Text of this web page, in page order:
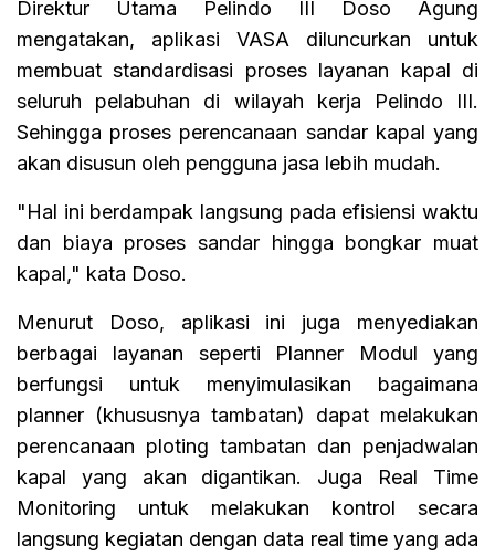
Direktur Utama Pelindo III Doso Agung
mengatakan, aplikasi VASA diluncurkan untuk
membuat standardisasi proses layanan kapal di
seluruh pelabuhan di wilayah kerja Pelindo III.
Sehingga proses perencanaan sandar kapal yang
akan disusun oleh pengguna jasa lebih mudah.
"Hal ini berdampak langsung pada efisiensi waktu
dan biaya proses sandar hingga bongkar muat
kapal," kata Doso.
Menurut Doso, aplikasi ini juga menyediakan
berbagai layanan seperti Planner Modul yang
berfungsi untuk menyimulasikan bagaimana
planner (khususnya tambatan) dapat melakukan
perencanaan ploting tambatan dan penjadwalan
kapal yang akan digantikan. Juga Real Time
Monitoring untuk melakukan kontrol secara
langsung kegiatan dengan data real time yang ada